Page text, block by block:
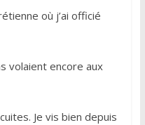
où j’ai officié
volaient encore aux
Je vis bien depuis